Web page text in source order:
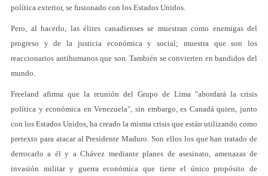
política exterior, se fusionado con los Estados Unidos.
Pero, al hacerlo, las élites canadienses se muestran como enemigas del
progreso y de la justicia económica y social; muestra que son los
reaccionarios antihumanos que son. También se convierten en bandidos del
mundo.
Freeland afirma que la reunión del Grupo de Lima "abordará la crisis
política y económica en Venezuela", sin embargo, es Canadá quien, junto
con los Estados Unidos, ha creado la misma crisis que están utilizando como
pretexto para atacar al Presidente Maduro. Son ellos los que han tratado de
derrocarlo a él y a Chávez mediante planes de asesinato, amenazas de
invasión militar y guerra económica que tiene el único propósito de